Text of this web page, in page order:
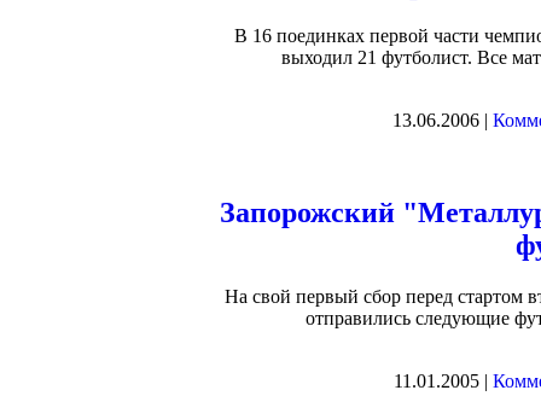
В 16 поединках первой части
выходил 21 футболист. Все
13.06.2006 |
Запорожский
На свой первый сбор перед стартом
отправились следующие
11.01.2005 |